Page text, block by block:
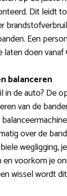
Dit leidt
Een
laten doen
balanceren
in de auto? De
van de
over de
wegligging,
voorkom je
wissel wordt